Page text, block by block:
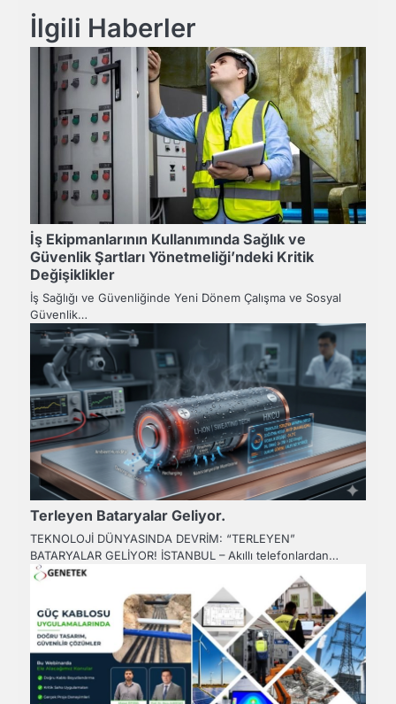
İlgili Haberler
İş Ekipmanlarının Kullanımında Sağlık ve
Güvenlik Şartları Yönetmeliği’ndeki Kritik
Değişiklikler
İş Sağlığı ve Güvenliğinde Yeni Dönem Çalışma ve Sosyal
Güvenlik…
Terleyen Bataryalar Geliyor.
TEKNOLOJİ DÜNYASINDA DEVRİM: “TERLEYEN”
BATARYALAR GELİYOR! İSTANBUL – Akıllı telefonlardan…